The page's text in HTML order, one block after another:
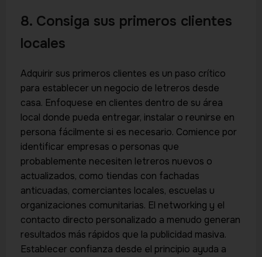
8. Consiga sus primeros clientes
locales
Adquirir sus primeros clientes es un paso crítico
para establecer un negocio de letreros desde
casa. Enfoquese en clientes dentro de su área
local donde pueda entregar, instalar o reunirse en
persona fácilmente si es necesario. Comience por
identificar empresas o personas que
probablemente necesiten letreros nuevos o
actualizados, como tiendas con fachadas
anticuadas, comerciantes locales, escuelas u
organizaciones comunitarias. El networking y el
contacto directo personalizado a menudo generan
resultados más rápidos que la publicidad masiva.
Establecer confianza desde el principio ayuda a